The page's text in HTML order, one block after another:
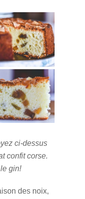
ci-dessus
confit corse.
gin!
des noix,